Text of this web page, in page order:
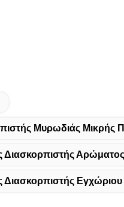
Μυρωδιάς Μικρής
Διασκορπιστής Αρώματος
Διασκορπιστής